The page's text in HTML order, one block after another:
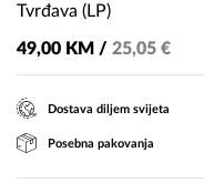
Tvrđava (LP)
49,00 KM / 25,05 €
Dostava diljem svijeta
Posebna pakovanja